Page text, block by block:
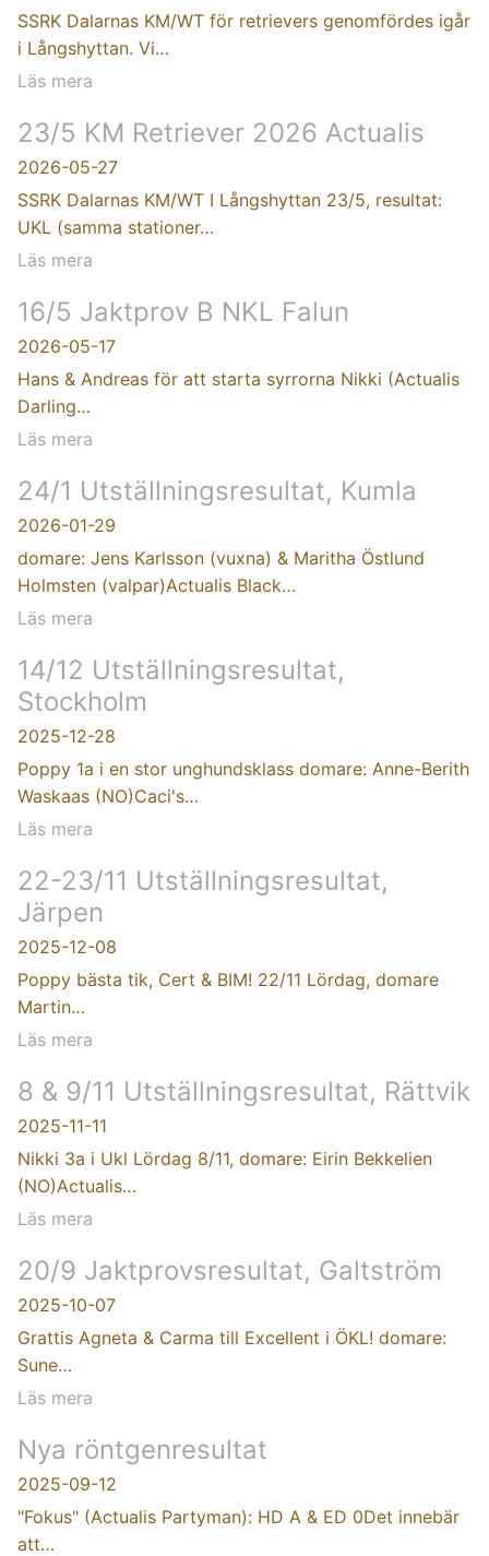
SSRK Dalarnas KM/WT för retrievers genomfördes igår
i Långshyttan. Vi…
Läs mera
23/5 KM Retriever 2026 Actualis
2026-05-27
SSRK Dalarnas KM/WT I Långshyttan 23/5, resultat:
UKL (samma stationer…
Läs mera
16/5 Jaktprov B NKL Falun
2026-05-17
Hans & Andreas för att starta syrrorna Nikki (Actualis
Darling…
Läs mera
24/1 Utställningsresultat, Kumla
2026-01-29
domare: Jens Karlsson (vuxna) & Maritha Östlund
Holmsten (valpar)Actualis Black…
Läs mera
14/12 Utställningsresultat,
Stockholm
2025-12-28
Poppy 1a i en stor unghundsklass domare: Anne-Berith
Waskaas (NO)Caci's…
Läs mera
22-23/11 Utställningsresultat,
Järpen
2025-12-08
Poppy bästa tik, Cert & BIM! 22/11 Lördag, domare
Martin…
Läs mera
8 & 9/11 Utställningsresultat, Rättvik
2025-11-11
Nikki 3a i Ukl Lördag 8/11, domare: Eirin Bekkelien
(NO)Actualis…
Läs mera
20/9 Jaktprovsresultat, Galtström
2025-10-07
Grattis Agneta & Carma till Excellent i ÖKL! domare:
Sune…
Läs mera
Nya röntgenresultat
2025-09-12
"Fokus" (Actualis Partyman): HD A & ED 0Det innebär
att…